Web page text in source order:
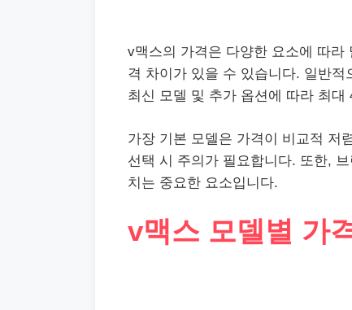
v맥스의 가격은 다양한 요소에 따
격 차이가 있을 수 있습니다. 일반
최신 모델 및 추가 옵션에 따라 최
가장 기본 모델은 가격이 비교적 저
선택 시 주의가 필요합니다. 또한,
치는 중요한 요소입니다.
v맥스 모델별 가